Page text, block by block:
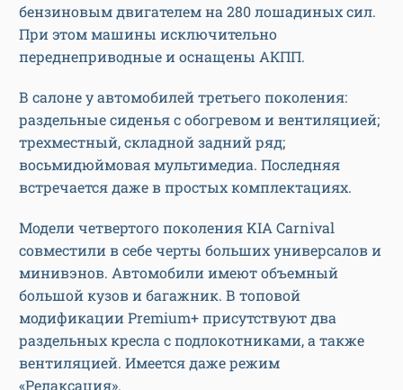
бензиновым двигателем на 280 лошадиных сил.
При этом машины исключительно
переднеприводные и оснащены АКПП.
В салоне у автомобилей третьего поколения:
раздельные сиденья с обогревом и вентиляцией;
трехместный, складной задний ряд;
восьмидюймовая мультимедиа. Последняя
встречается даже в простых комплектациях.
Модели четвертого поколения KIA Carnival
совместили в себе черты больших универсалов и
минивэнов. Автомобили имеют объемный
большой кузов и багажник. В топовой
модификации Premium+ присутствуют два
раздельных кресла с подлокотниками, а также
вентиляцией. Имеется даже режим
«Релаксация».